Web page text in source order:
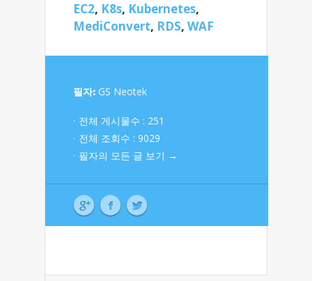
EC2, K8s, Kubernetes,
MediConvert, RDS, WAF
필자: GS Neotek
전체 게시물수 : 251
전체 조회수 : 9029
필자의 모든 글 보기 →